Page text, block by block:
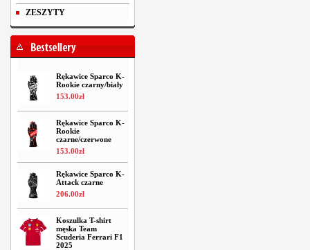
ZESZYTY
Rękawice Sparco K-
Rookie czarny/biały
153.00zł
Rękawice Sparco K-
Rookie
czarne/czerwone
153.00zł
Rękawice Sparco K-
Attack czarne
206.00zł
Koszulka T-shirt
męska Team
Scuderia Ferrari F1
2025